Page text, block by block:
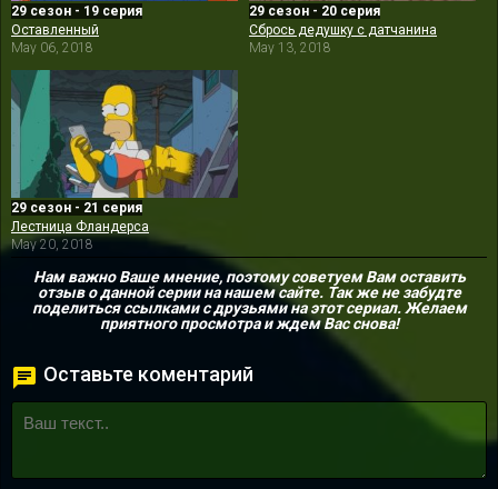
29 сезон - 19 серия
Оставленный
May 06, 2018
29 сезон - 20 серия
Сбрось дедушку с датчанина
May 13, 2018
29 сезон - 21 серия
Лестница Фландерса
May 20, 2018
Нам важно Ваше мнение, поэтому советуем Вам оставить
отзыв о данной серии на нашем сайте. Так же не забудте
поделиться ссылками с друзьями на этот сериал. Желаем
приятного просмотра и ждем Вас снова!
Оставьте коментарий